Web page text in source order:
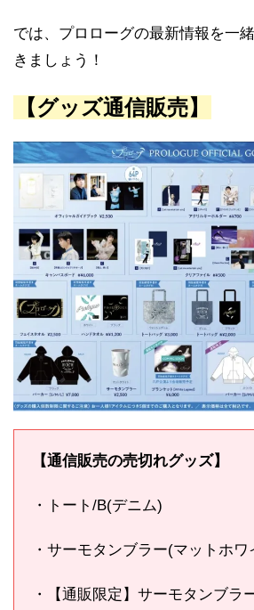
では、プロローグの最新情報を一
きましょう！
【グッズ通信販売】
【通信販売の売切れグッズ】
・トート/B(デニム)
・サーモタンブラー(マットホワ
・【通販限定】サーモタンブラ